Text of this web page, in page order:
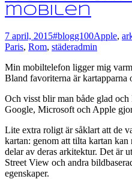
mobilen
7 april, 2015#blogg100Apple,
Paris, Rom, städeradmin
Min mobiltelefon ligger mig
Bland favoriterna är kartapparna
Och visst blir man både glad
Google, Microsoft och Apple
Lite extra roligt är såklart att de
kartan: genom att tilta kartan kan
delar av deras arkitektur. Det är
Street View och andra
egenskaper.